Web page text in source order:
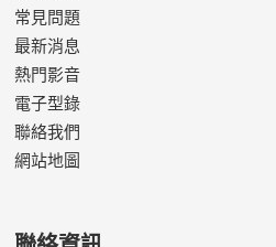
常見問題
最新消息
熱門影音
電子型錄
聯絡我們
網站地圖